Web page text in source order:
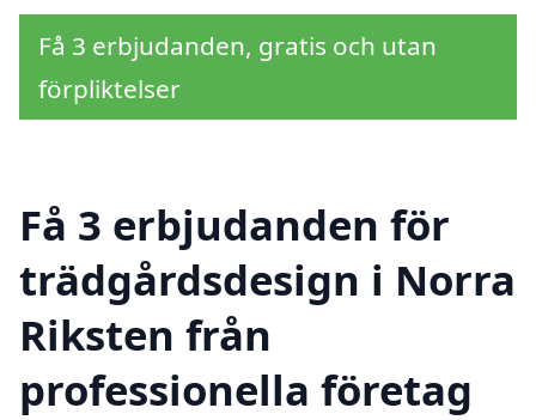
Få 3 erbjudanden, gratis och utan
förpliktelser
Få 3 erbjudanden för
trädgårdsdesign i Norra
Riksten från
professionella företag